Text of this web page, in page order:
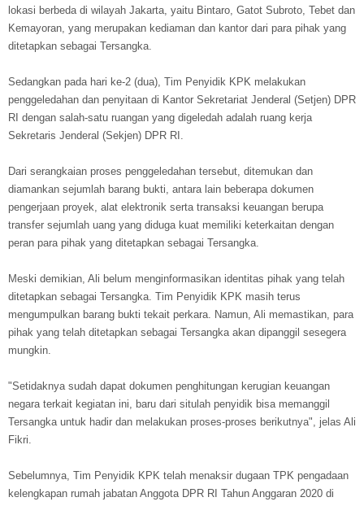
lokasi berbeda di wilayah Jakarta, yaitu Bintaro, Gatot Subroto, Tebet dan
Kemayoran, yang merupakan kediaman dan kantor dari para pihak yang
ditetapkan sebagai Tersangka.
Sedangkan pada hari ke-2 (dua), Tim Penyidik KPK melakukan
penggeledahan dan penyitaan di Kantor Sekretariat Jenderal (Setjen) DPR
RI dengan salah-satu ruangan yang digeledah adalah ruang kerja
Sekretaris Jenderal (Sekjen) DPR RI.
Dari serangkaian proses penggeledahan tersebut, ditemukan dan
diamankan sejumlah barang bukti, antara lain beberapa dokumen
pengerjaan proyek, alat elektronik serta transaksi keuangan berupa
transfer sejumlah uang yang diduga kuat memiliki keterkaitan dengan
peran para pihak yang ditetapkan sebagai Tersangka.
Meski demikian, Ali belum menginformasikan identitas pihak yang telah
ditetapkan sebagai Tersangka. Tim Penyidik KPK masih terus
mengumpulkan barang bukti tekait perkara. Namun, Ali memastikan, para
pihak yang telah ditetapkan sebagai Tersangka akan dipanggil sesegera
mungkin.
"Setidaknya sudah dapat dokumen penghitungan kerugian keuangan
negara terkait kegiatan ini, baru dari situlah penyidik bisa memanggil
Tersangka untuk hadir dan melakukan proses-proses berikutnya", jelas Ali
Fikri.
Sebelumnya, Tim Penyidik KPK telah menaksir dugaan TPK pengadaan
kelengkapan rumah jabatan Anggota DPR RI Tahun Anggaran 2020 di